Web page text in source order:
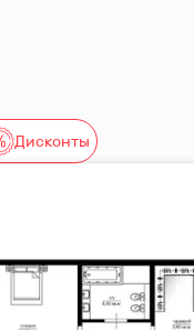
Дисконты